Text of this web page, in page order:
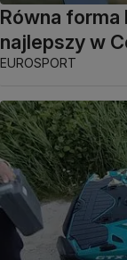
Równa
najlepszy w
EUROSPORT